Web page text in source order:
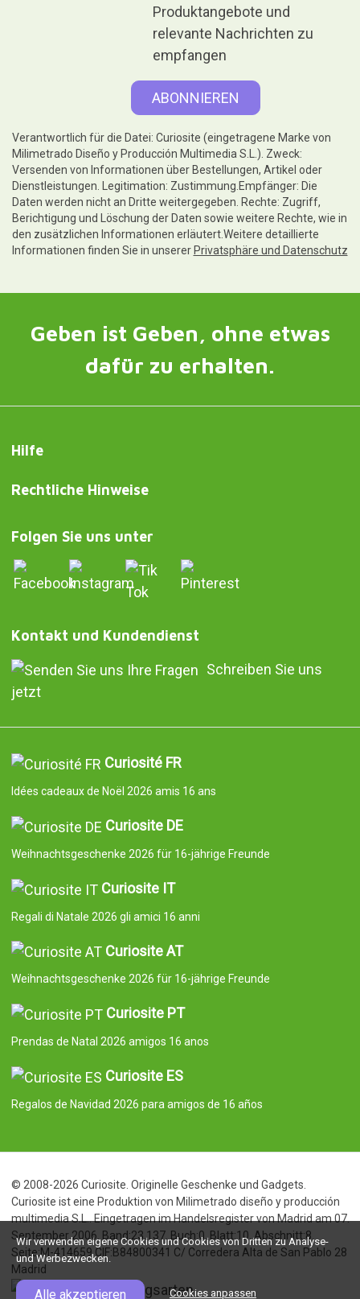
Produktangebote und
relevante Nachrichten zu
empfangen
Verantwortlich für die Datei: Curiosite (eingetragene Marke von
Milimetrado Diseño y Producción Multimedia S.L.). Zweck:
Versenden von Informationen über Bestellungen, Artikel oder
Dienstleistungen. Legitimation: Zustimmung.Empfänger: Die
Daten werden nicht an Dritte weitergegeben. Rechte: Zugriff,
Berichtigung und Löschung der Daten sowie weitere Rechte, wie in
den zusätzlichen Informationen erläutert.Weitere detaillierte
Informationen finden Sie in unserer Privatsphäre und Datenschutz
Geben ist Geben, ohne etwas
dafür zu erhalten.
Hilfe
Rechtliche Hinweise
Folgen Sie uns unter
Kontakt und Kundendienst
Schreiben Sie uns
jetzt
Curiosité FR
Idées cadeaux de Noël 2026 amis 16 ans
Curiosite DE
Weihnachtsgeschenke 2026 für 16-jährige Freunde
Curiosite IT
Regali di Natale 2026 gli amici 16 anni
Curiosite AT
Weihnachtsgeschenke 2026 für 16-jährige Freunde
Curiosite PT
Prendas de Natal 2026 amigos 16 anos
Curiosite ES
Regalos de Navidad 2026 para amigos de 16 años
© 2008-2026 Curiosite. Originelle Geschenke und Gadgets.
Curiosite ist eine Produktion von Milimetrado diseño y producción
multimedia S.L.. Eingetragen im Handelsregister von Madrid am 07.
September 2006. Band:23.137. Buch:0. Blatt:10. Abschnitt:8.
Seite:M-414659 CIF:B84800341 C/ Corredera Alta de San Pablo 28
Madrid
Wir verwenden eigene Cookies und Cookies von Dritten zu Analyse-
und Werbezwecken.
Alle akzeptieren Cookies anpassen